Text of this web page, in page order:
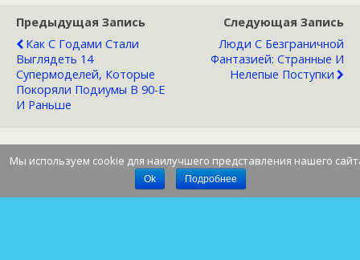
Предыдущая Запись
Как С Годами Стали
Выглядеть 14
Супермоделей, Которые
Покоряли Подиумы В 90-Е
И Раньше
Следующая Запись
Люди С Безграничной
Фантазией: Странные И
Нелепые Поступки
Мы используем cookie для наилучшего представления нашего
Ok Подробнее
Наверх